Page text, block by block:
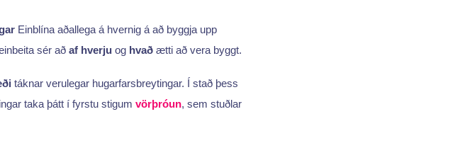
Einblína aðallega á hvernig á að byggja upp
sér að af hverju og hvaðætti að vera byggt.
táknar verulegar hugarfarsbreytingar. Í stað þess
taka þátt í fyrstu stigum vörþróun, sem stuðlar